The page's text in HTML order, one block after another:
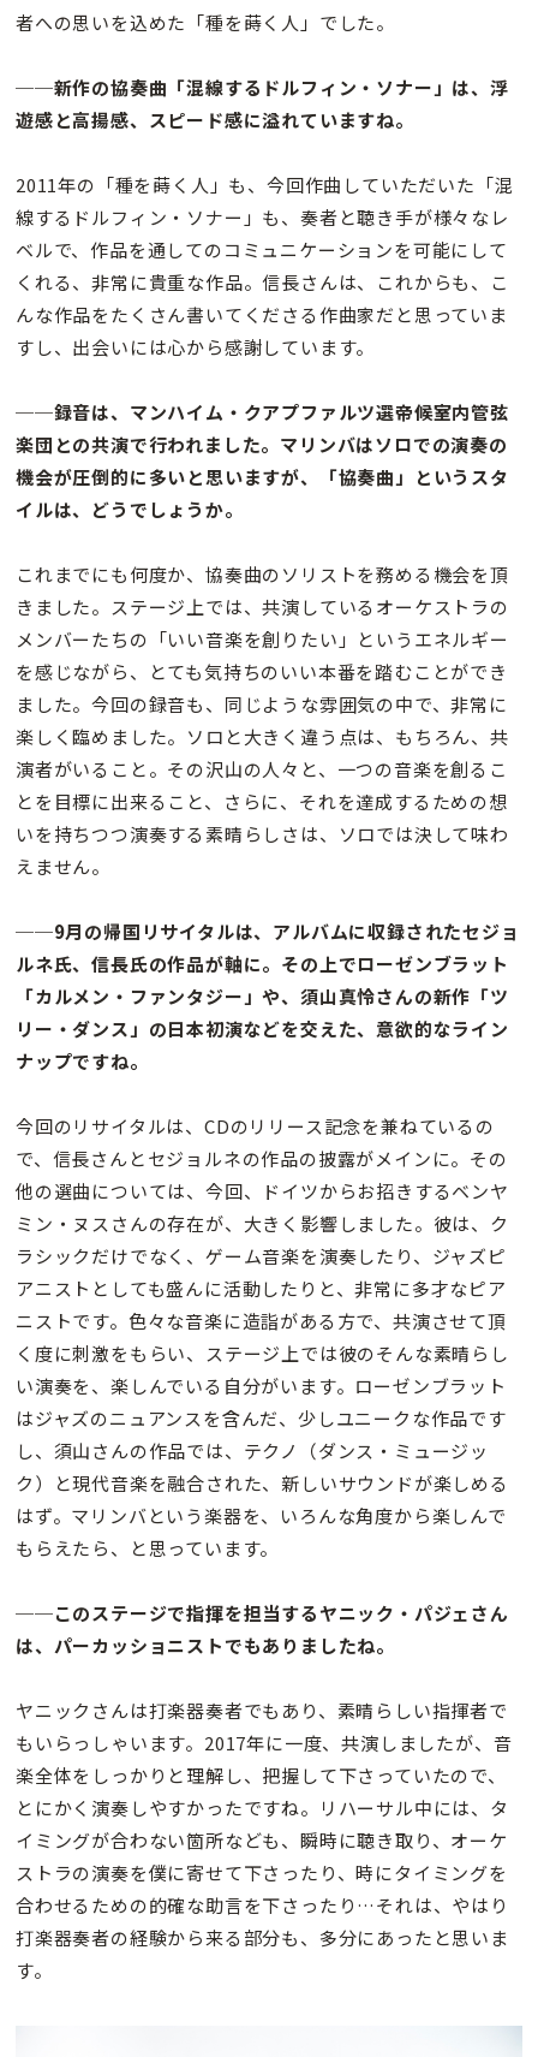
者への思いを込めた「種を蒔く人」でした。
──新作の協奏曲「混線するドルフィン・ソナー」は、浮
遊感と高揚感、スピード感に溢れていますね。
2011年の「種を蒔く人」も、今回作曲していただいた「混
線するドルフィン・ソナー」も、奏者と聴き手が様々なレ
ベルで、作品を通してのコミュニケーションを可能にして
くれる、非常に貴重な作品。信長さんは、これからも、こ
んな作品をたくさん書いてくださる作曲家だと思っていま
すし、出会いには心から感謝しています。
──録音は、マンハイム・クアプファルツ選帝候室内管弦
楽団との共演で行われました。マリンバはソロでの演奏の
機会が圧倒的に多いと思いますが、「協奏曲」というスタ
イルは、どうでしょうか。
これまでにも何度か、協奏曲のソリストを務める機会を頂
きました。ステージ上では、共演しているオーケストラの
メンバーたちの「いい音楽を創りたい」というエネルギー
を感じながら、とても気持ちのいい本番を踏むことができ
ました。今回の録音も、同じような雰囲気の中で、非常に
楽しく臨めました。ソロと大きく違う点は、もちろん、共
演者がいること。その沢山の人々と、一つの音楽を創るこ
とを目標に出来ること、さらに、それを達成するための想
いを持ちつつ演奏する素晴らしさは、ソロでは決して味わ
えません。
──9月の帰国リサイタルは、アルバムに収録されたセジョ
ルネ氏、信長氏の作品が軸に。その上でローゼンブラット
「カルメン・ファンタジー」や、須山真怜さんの新作「ツ
リー・ダンス」の日本初演などを交えた、意欲的なライン
ナップですね。
今回のリサイタルは、CDのリリース記念を兼ねているの
で、信長さんとセジョルネの作品の披露がメインに。その
他の選曲については、今回、ドイツからお招きするベンヤ
ミン・ヌスさんの存在が、大きく影響しました。彼は、ク
ラシックだけでなく、ゲーム音楽を演奏したり、ジャズピ
アニストとしても盛んに活動したりと、非常に多才なピア
ニストです。色々な音楽に造詣がある方で、共演させて頂
く度に刺激をもらい、ステージ上では彼のそんな素晴らし
い演奏を、楽しんでいる自分がいます。ローゼンブラット
はジャズのニュアンスを含んだ、少しユニークな作品です
し、須山さんの作品では、テクノ（ダンス・ミュージッ
ク）と現代音楽を融合された、新しいサウンドが楽しめる
はず。マリンバという楽器を、いろんな角度から楽しんで
もらえたら、と思っています。
──このステージで指揮を担当するヤニック・パジェさん
は、パーカッショニストでもありましたね。
ヤニックさんは打楽器奏者でもあり、素晴らしい指揮者で
もいらっしゃいます。2017年に一度、共演しましたが、音
楽全体をしっかりと理解し、把握して下さっていたので、
とにかく演奏しやすかったですね。リハーサル中には、タ
イミングが合わない箇所なども、瞬時に聴き取り、オーケ
ストラの演奏を僕に寄せて下さったり、時にタイミングを
合わせるための的確な助言を下さったり…それは、やはり
打楽器奏者の経験から来る部分も、多分にあったと思いま
す。